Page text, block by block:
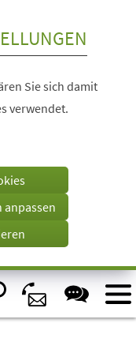
Sie sich damit
verwendet.
anpassen